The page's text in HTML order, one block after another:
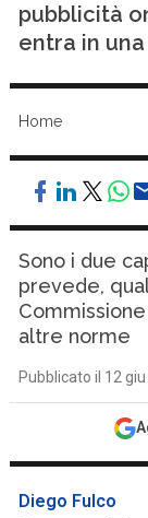
pubblicità
entra in
Home
Sono i due
prevede,
altre norme
Pubblicato il 12
Diego Fulco